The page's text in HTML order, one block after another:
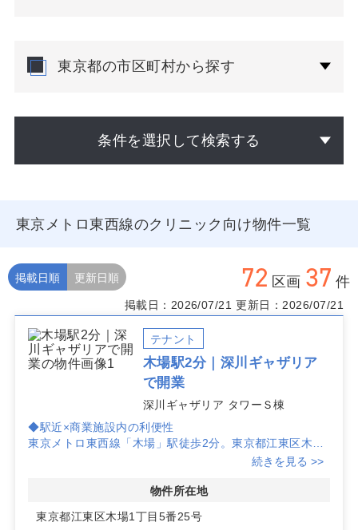
東京都の市区町村から探す
条件を選択して検索する
東京メトロ東西線のクリニック向け物件一覧
72 区画 37 件
掲載日順 更新日順
掲載日：2026/07/21 更新日：2026/07/21
テナント
木場駅2分｜深川ギャザリア
で開業
深川ギャザリア タワーＳ棟
◆駅近×商業施設内の利便性
東京メトロ東西線「木場」駅徒歩2分。東京都江東区木場
1丁目の深川ギャザリア タワーS棟内テナントで、商業施
クセス性が集患力の下支えになります。
◆クリニック向け区画と柔軟な計画
続きを見る >>
物件所在地
東京都江東区木場1丁目5番25号